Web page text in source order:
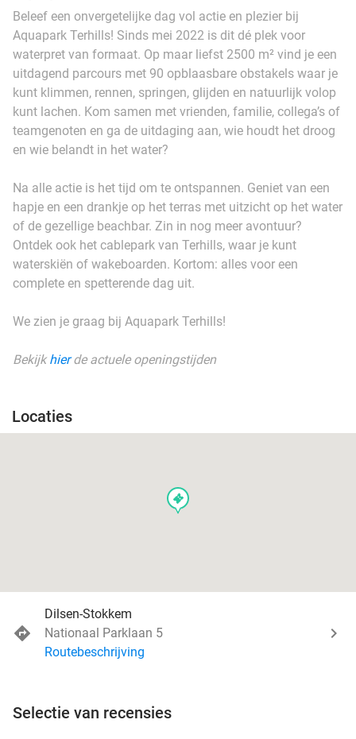
Beleef een onvergetelijke dag vol actie en plezier bij
Aquapark Terhills! Sinds mei 2022 is dit dé plek voor
waterpret van formaat. Op maar liefst 2500 m² vind je een
uitdagend parcours met 90 opblaasbare obstakels waar je
kunt klimmen, rennen, springen, glijden en natuurlijk volop
kunt lachen. Kom samen met vrienden, familie, collega’s of
teamgenoten en ga de uitdaging aan, wie houdt het droog
en wie belandt in het water?
Na alle actie is het tijd om te ontspannen. Geniet van een
hapje en een drankje op het terras met uitzicht op het water
of de gezellige beachbar. Zin in nog meer avontuur?
Ontdek ook het cablepark van Terhills, waar je kunt
waterskiën of wakeboarden. Kortom: alles voor een
complete en spetterende dag uit.
We zien je graag bij Aquapark Terhills!
Bekijkhierde actuele openingstijden
Locaties
events
Dilsen-Stokkem
Nationaal Parklaan 5
Routebeschrijving
Selectie van recensies